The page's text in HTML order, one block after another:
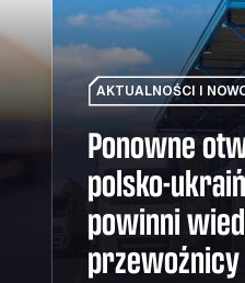
AKTUALNOŚCI I
Ponowne
polsko-
powinni
przewoźnicy